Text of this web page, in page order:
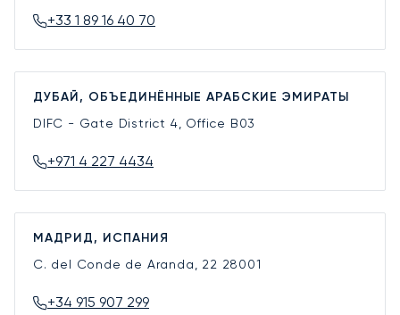
+33 1 89 16 40 70
ДУБАЙ, ОБЪЕДИНЁННЫЕ АРАБСКИЕ ЭМИРАТЫ
DIFC - Gate District 4, Office B03
+971 4 227 4434
МАДРИД, ИСПАНИЯ
C. del Conde de Aranda, 22 28001
+34 915 907 299